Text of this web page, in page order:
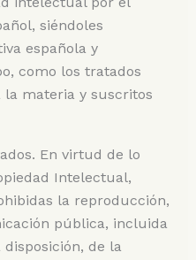
siéndoles
española y
como los tratados
la materia y suscritos
En virtud de lo
Intelectual,
la reproducción,
pública, incluida
de la